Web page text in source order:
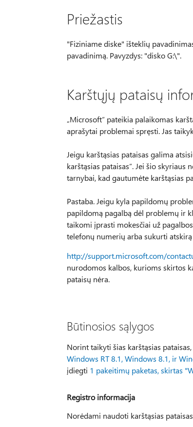
Priežastis
"Fiziniame diske" išteklių
pavadinimą. Pavyzdys: "disko G:\".
Karštųjų pataisų
„Microsoft“ pateikia palaikomas
aprašytai problemai spręsti. Jas
Jeigu karštąsias pataisas galima
karštąsias pataisas“. Jei šio
tarnybai, kad gautumėte karštąsias
Pastaba. Jeigu kyla papildomų
papildomą pagalbą dėl problemų ir
taikomi įprasti mokesčiai už
telefonų numerių arba sukurti
http://support.microsoft.com/
nurodomos kalbos, kurioms skirtos
pataisų nėra.
Būtinosios sąlygos
Norint taikyti šias karštąsias
Windows RT 8.1, Windows 8.1, ir
įdiegti 1 pakeitimų paketas, skirtas
Registro informacija
Norėdami naudoti karštąsias